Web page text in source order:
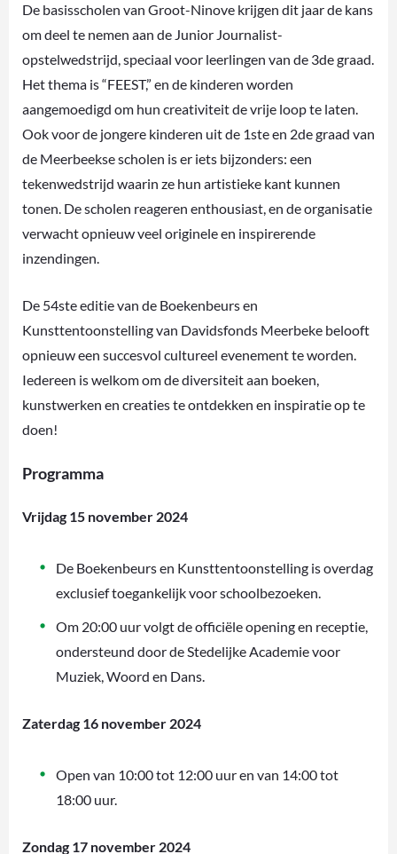
De basisscholen van Groot-Ninove krijgen dit jaar de kans
om deel te nemen aan de Junior Journalist-
opstelwedstrijd, speciaal voor leerlingen van de 3de graad.
Het thema is “FEEST,” en de kinderen worden
aangemoedigd om hun creativiteit de vrije loop te laten.
Ook voor de jongere kinderen uit de 1ste en 2de graad van
de Meerbeekse scholen is er iets bijzonders: een
tekenwedstrijd waarin ze hun artistieke kant kunnen
tonen. De scholen reageren enthousiast, en de organisatie
verwacht opnieuw veel originele en inspirerende
inzendingen.
De 54ste editie van de Boekenbeurs en
Kunsttentoonstelling van Davidsfonds Meerbeke belooft
opnieuw een succesvol cultureel evenement te worden.
Iedereen is welkom om de diversiteit aan boeken,
kunstwerken en creaties te ontdekken en inspiratie op te
doen!
Programma
Vrijdag 15 november 2024
De Boekenbeurs en Kunsttentoonstelling is overdag
exclusief toegankelijk voor schoolbezoeken.
Om 20:00 uur volgt de officiële opening en receptie,
ondersteund door de Stedelijke Academie voor
Muziek, Woord en Dans.
Zaterdag 16 november 2024
Open van 10:00 tot 12:00 uur en van 14:00 tot
18:00 uur.
Zondag 17 november 2024